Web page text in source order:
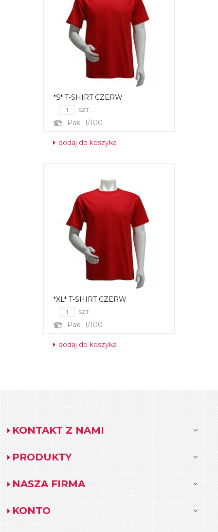
*S* T-SHIRT CZERW
SZT.
Pak- 1/100
dodaj do koszyka
*XL* T-SHIRT CZERW
SZT.
Pak- 1/100
dodaj do koszyka
KONTAKT Z NAMI
PRODUKTY
NASZA FIRMA
KONTO